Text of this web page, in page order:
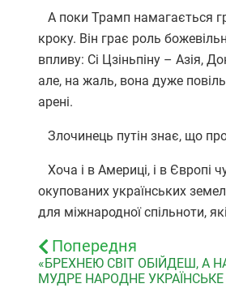
А поки Трамп намагається
кроку. Він грає роль
впливу: Сі Цзіньпіну – Азія,
але, на жаль, вона дуже
арені.
Злочинець путін знає, що
Хоча і в Америці, і в
окупованих українських
для міжнародної спільноти,
Попередня
«БРЕХНЕЮ СВІТ ОБІЙДЕШ, А
МУДРЕ НАРОДНЕ УКРАЇНСЬКЕ